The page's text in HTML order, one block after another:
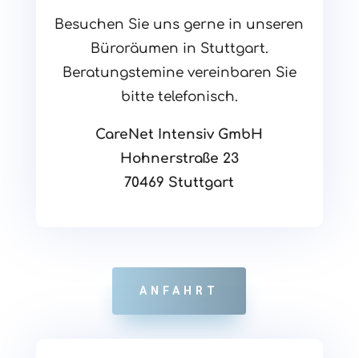
Besuchen Sie uns gerne in unseren
Büroräumen in Stuttgart.
Beratungstemine vereinbaren Sie
bitte telefonisch.
CareNet Intensiv GmbH
Hohnerstraße 23
70469 Stuttgart
ANFAHRT